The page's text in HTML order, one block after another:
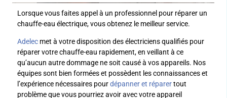
Lorsque vous faites appel à un professionnel pour réparer un
chauffe-eau électrique, vous obtenez le meilleur service.
Adelec met à votre disposition des électriciens qualifiés pour
réparer votre chauffe-eau rapidement, en veillant à ce
qu’aucun autre dommage ne soit causé à vos appareils. Nos
équipes sont bien formées et possèdent les connaissances et
l’expérience nécessaires pourdépanner et réparertout
problème que vous pourriez avoir avec votre appareil